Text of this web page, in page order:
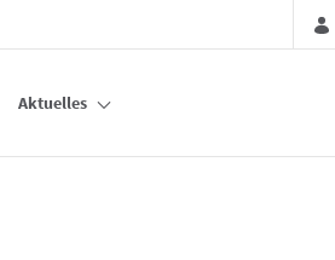
Aktuelles